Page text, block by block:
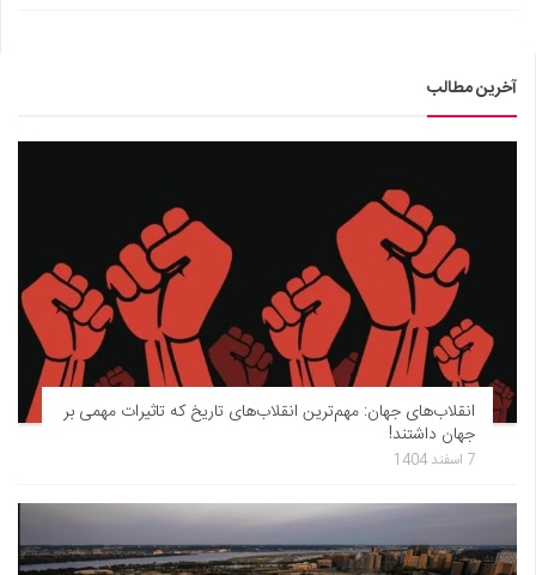
آخرین مطالب
انقلاب‌های جهان: مهم‌ترین انقلاب‌های تاریخ که تاثیرات مهمی بر
جهان داشتند!
7 اسفند 1404